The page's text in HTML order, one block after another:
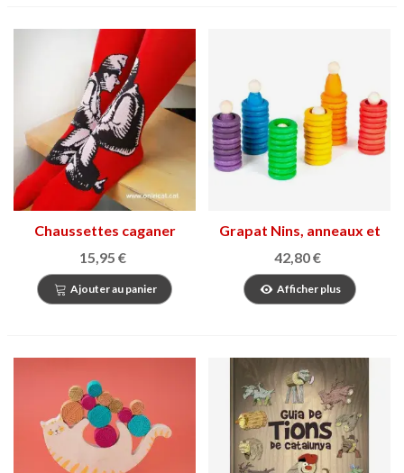
Chaussettes caganer
15,95 €
Ajouter au panier
Grapat Nins, anneaux et
pièces
42,80 €
Afficher plus